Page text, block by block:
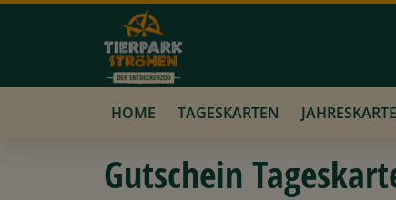
HOME TAGESKARTEN
Gutschein